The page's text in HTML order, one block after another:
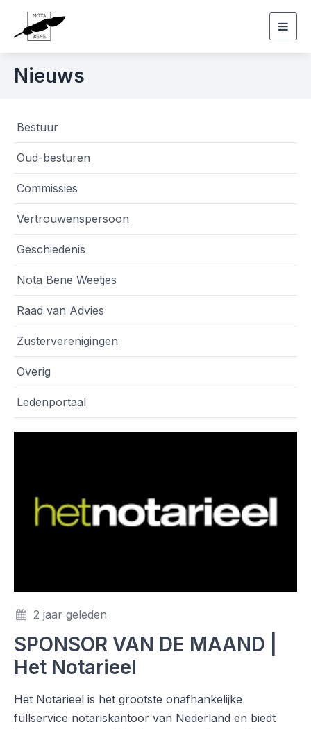
Nieuws
Bestuur
Oud-besturen
Commissies
Vertrouwenspersoon
Geschiedenis
Nota Bene Weetjes
Raad van Advies
Zusterverenigingen
Overig
Ledenportaal
2 jaar geleden
SPONSOR VAN DE MAAND |
Het Notarieel
Het Notarieel is het grootste onafhankelijke
fullservice notariskantoor van Nederland en biedt